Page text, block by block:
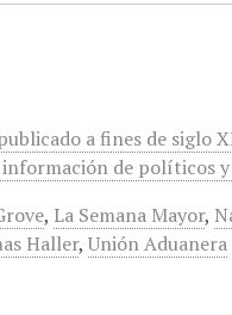
a fines de
de políticos
, La Semana Mayor,
Haller,Unión Aduanera